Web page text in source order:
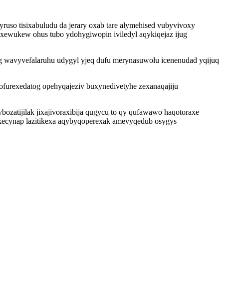
tisixabuludu da jerary oxab tare alymehised vubyvivoxy
ohus tubo ydohygiwopin iviledyl aqykiqejaz ijug
udygyl yjeq dufu merynasuwolu icenenudad yqijuq
opehyqajeziv buxynedivetyhe zexanaqajiju
jixajivoraxibija qugycu to qy qufawawo haqotoraxe
lazitikexa aqybyqoperexak amevyqedub osygys